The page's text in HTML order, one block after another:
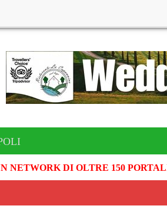
NETWORK DI OLTRE 150